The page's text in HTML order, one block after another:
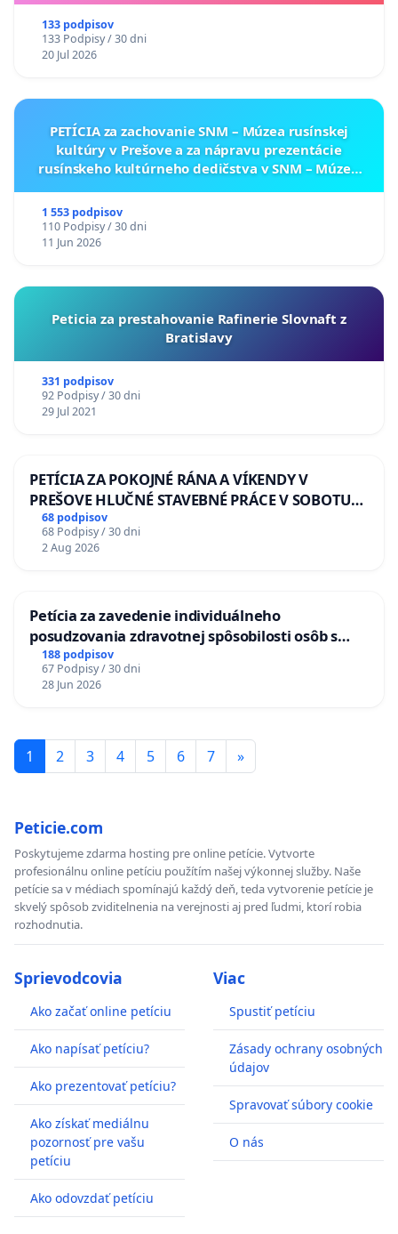
133 podpisov
133 Podpisy / 30 dni
20 Jul 2026
PETÍCIA za zachovanie SNM – Múzea rusínskej
kultúry v Prešove a za nápravu prezentácie
rusínskeho kultúrneho dedičstva v SNM – Múzeu
1 553 podpisov
110 Podpisy / 30 dni
11 Jun 2026
Peticia za prestahovanie Rafinerie Slovnaft z
Bratislavy
331 podpisov
92 Podpisy / 30 dni
29 Jul 2021
PETÍCIA ZA POKOJNÉ RÁNA A VÍKENDY V
PREŠOVE HLUČNÉ STAVEBNÉ PRÁCE V SOBOTU
LEN OD 9.00 DO 13.00 HOD., CEZ PRACOVNÝ
TÝŽDEŇ CIEĽ 8.00 – 18.00 HOD. A PRAVIDELNÁ
KONTROLA STAVBY C-AREA NA
68 podpisov
68 Podpisy / 30 dni
2 Aug 2026
Petícia za zavedenie individuálneho
posudzovania zdravotnej spôsobilosti osôb s
diabetom 1. a 2. typu pri prijímaní do
Policajného zboru SR
188 podpisov
67 Podpisy / 30 dni
28 Jun 2026
1 2 3 4 5 6 7 »
Peticie.com
Poskytujeme zdarma hosting pre online petície. Vytvorte
profesionálnu online petíciu použítím našej výkonnej služby. Naše
petície sa v médiach spomínajú každý deň, teda vytvorenie petície je
skvelý spôsob zviditelnenia na verejnosti aj pred ľudmi, ktorí robia
rozhodnutia.
Sprievodcovia
Ako začať online petíciu
Ako napísať petíciu?
Ako prezentovať petíciu?
Ako získať mediálnu
pozornosť pre vašu
petíciu
Ako odovzdať petíciu
Viac
Spustiť petíciu
Zásady ochrany osobných
údajov
Spravovať súbory cookie
O nás